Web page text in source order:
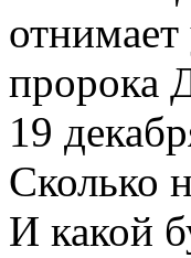
пророка
19
Сколько
И какой